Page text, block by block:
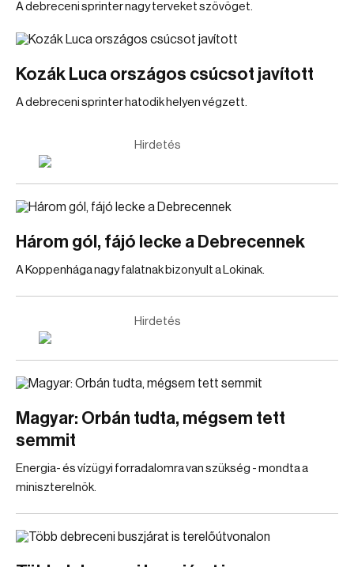
A debreceni sprinter nagy terveket szövöget.
Kozák Luca országos csúcsot javított
A debreceni sprinter hatodik helyen végzett.
Hirdetés
Három gól, fájó lecke a Debrecennek
A Koppenhága nagy falatnak bizonyult a Lokinak.
Hirdetés
Magyar: Orbán tudta, mégsem tett
semmit
Energia- és vízügyi forradalomra van szükség - mondta a
miniszterelnök.